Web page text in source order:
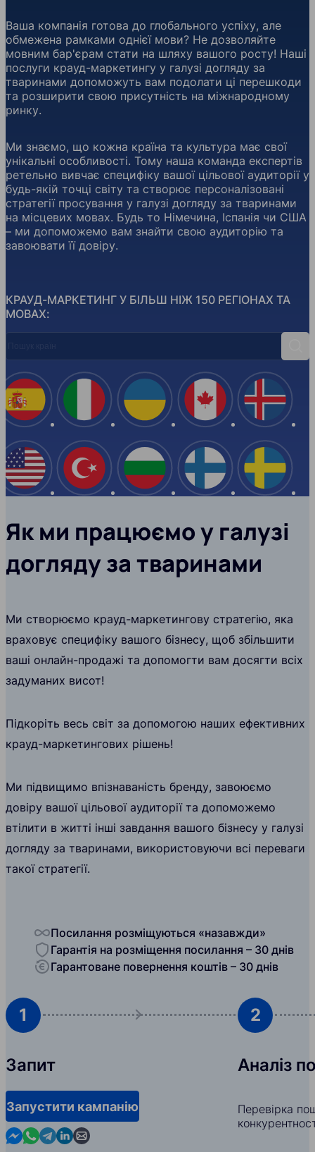
КРАУД-МАРКЕТИНГ У БІЛЬШ НІЖ 150 РЕГІОНАХ ТА
МОВАХ:
Ваша компанія готова до глобального успіху, але
обмежена рамками однієї мови? Не дозволяйте
мовним бар'єрам стати на шляху вашого росту! Наші
послуги крауд-маркетингу у галузі догляду за
тваринами допоможуть вам подолати ці перешкоди
та розширити свою присутність на міжнародному
ринку.
Ми знаємо, що кожна країна та культура має свої
унікальні особливості. Тому наша команда експертів
ретельно вивчає специфіку вашої цільової аудиторії у
будь-якій точці світу та створює персоналізовані
стратегії просування у галузі догляду за тваринами
на місцевих мовах. Будь то Німечина, Іспанія чи США
– ми допоможемо вам знайти свою аудиторію та
завоювати її довіру.
Іспанія
США
Італія
Туреччина
Україна
Болгарія
Канада
Фінляндія Швеція
Як ми працюємо у галузі
догляду за тваринами
Ми створюємо крауд-маркетингову стратегію, яка
враховує специфіку вашого бізнесу, щоб збільшити
ваші онлайн-продажі та допомогти вам досягти всіх
задуманих висот!
Підкоріть весь світ за допомогою наших ефективних
крауд-маркетингових рішень!
Ми підвищимо впізнаваність бренду, завоюємо
довіру вашої цільової аудиторії та допоможемо
втілити в житті інші завдання вашого бізнесу у галузі
догляду за тваринами, використовуючи всі переваги
такої стратегії.
Посилання розміщуються «назавжди»
Гарантія на розміщення посилання – 30 днів
Гарантоване повернення коштів – 30 днів
1
Запит
Запустити кампанію
Contact us in Messenger
Contact us in WhatsApp
Contact us in Telegram
Contact us in Linkedin
Contact us by email
2
Аналіз
Перевірка